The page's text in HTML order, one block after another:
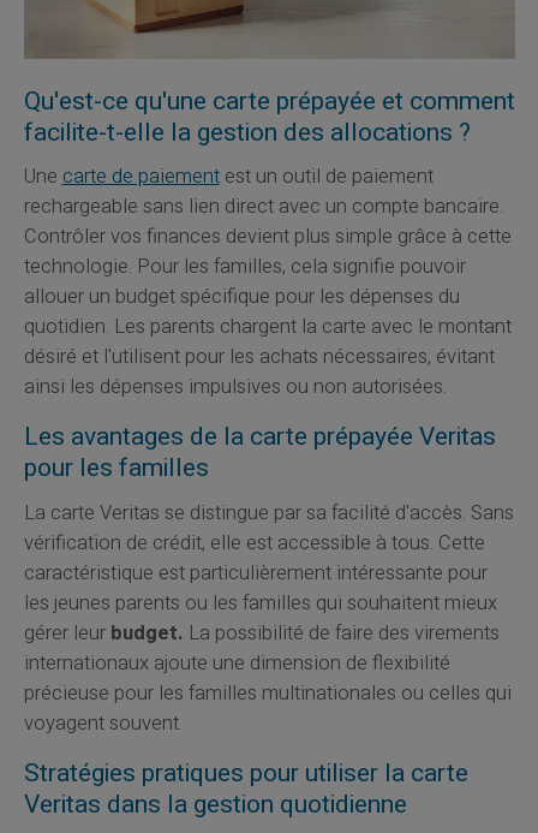
Qu'est-ce qu'une carte prépayée et comment
facilite-t-elle la gestion des allocations ?
Unecarte de paiementest un outil de paiement
rechargeable sans lien direct avec un compte bancaire.
Contrôler vos finances devient plus simple grâce à cette
technologie. Pour les familles, cela signifie pouvoir
allouer un budget spécifique pour les dépenses du
quotidien. Les parents chargent la carte avec le montant
désiré et l'utilisent pour les achats nécessaires, évitant
ainsi les dépenses impulsives ou non autorisées.
Les avantages de la carte prépayée Veritas
pour les familles
La carte Veritas se distingue par sa facilité d'accès. Sans
vérification de crédit, elle est accessible à tous. Cette
caractéristique est particulièrement intéressante pour
les jeunes parents ou les familles qui souhaitent mieux
gérer leur budget. La possibilité de faire des virements
internationaux ajoute une dimension de flexibilité
précieuse pour les familles multinationales ou celles qui
voyagent souvent.
Stratégies pratiques pour utiliser la carte
Veritas dans la gestion quotidienne